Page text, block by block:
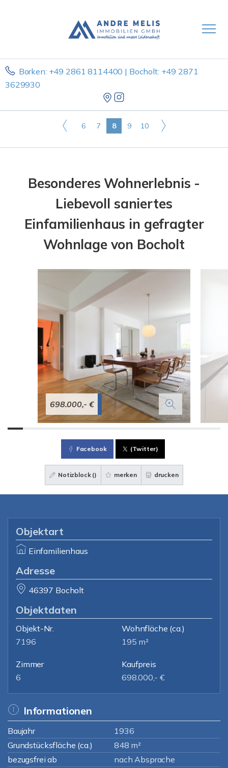
Borken: +49 2861 8114400 | Bocholt: +49 2871
3629930
6 7 8 9 10
Besonderes Wohnerlebnis -
Liebevoll saniertes
Einfamilienhaus in gefragter
Wohnlage von Bocholt
698.000,- €
Facebook (Twitter)
Notizblock () merken drucken
Objektart
Einfamilienhaus
Adresse
46397 Bocholt
Objektdaten
Objekt-Nr.
7196
Wohnfläche (ca.)
195 m²
Zimmer
6
Kaufpreis
698.000,- €
Informationen
Baujahr
1936
Grundstücksfläche (ca.)
848 m²
bezugsfrei ab
nach Absprache